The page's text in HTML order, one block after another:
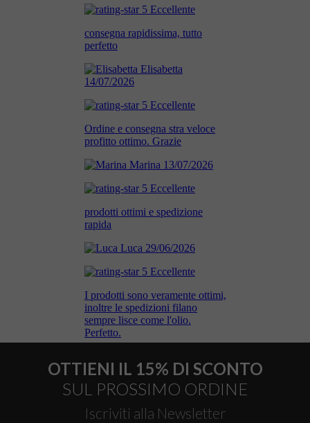
OTTIENI IL 15% DI SCONTO
SUL PROSSIMO ORDINE
Iscriviti alla Newsletter